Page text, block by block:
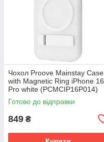
Чохол Proove Mainstay Case
with Magnetic Ring iPhone 16
Pro white (PCMCIP16P014)
Готово до відправки
849 ₴